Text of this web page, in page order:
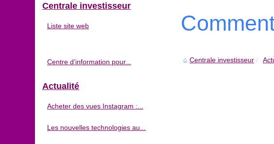
Centrale investisseur
Centrale investisseur
Liste site web
Centre d’information pour...
Actualité
Acheter des vues Instagram :...
Les nouvelles technologies au...